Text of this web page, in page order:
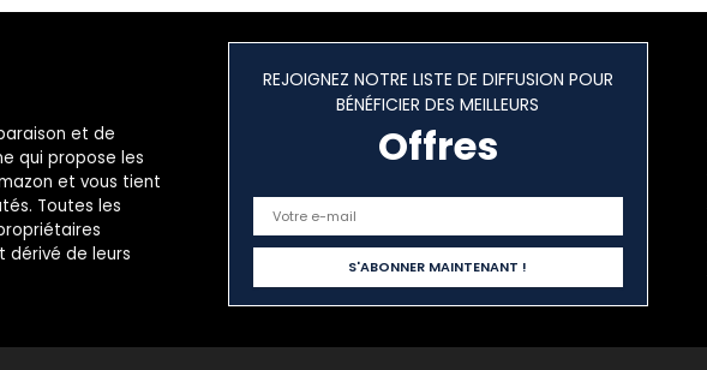
DJ Disco
Soirée, Bar,
Anniversaire,
Cadeau, Enfants
et de
qui propose les
et vous tient
Toutes les
dérivé de leurs
REJOIGNEZ NOTRE LISTE DE DIFFUSION POUR
BÉNÉFICIER DES MEILLEURS
Offres